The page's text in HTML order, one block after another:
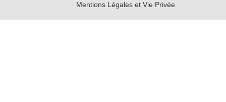
Mentions Légales et Vie Privée